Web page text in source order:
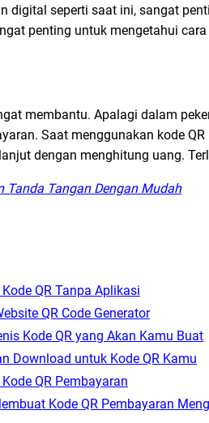
digital seperti saat ini, sangat
penting untuk mengetahui cara
membantu. Apalagi dalam
Saat menggunakan kode
dengan menghitung uang.
Tanda Tangan Dengan Mudah
QR Tanpa Aplikasi
QR Code Generator
Kode QR yang Akan Kamu Buat
Download untuk Kode QR Kamu
QR Pembayaran
Kode QR Pembayaran